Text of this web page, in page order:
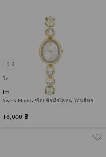
3 สี
ใหม่
Imber oval นาฬิกา
Swiss Made, สร้อยข้อมือโลหะ, โทนสีทอง,
16,000 ฿